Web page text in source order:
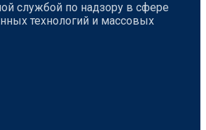
службой по надзору в сфере
технологий и массовых